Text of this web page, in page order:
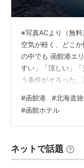
※写真ACより（無料
空気が軽く、どこ
の中でも 函館港エ
すい」「涼しい」
う条件がそろった
な雰囲気、海風が
して、港から徒歩
こともシニア旅に
ット・歩きやすさ
満足度を高めるポ
#函館港 #北海道
#函館ホテル
ネットで話題